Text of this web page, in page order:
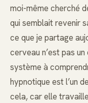
moi-même cherché
qui semblait revenir
ce que je partage
cerveau n’est pas
système à
hypnotique est l’un
cela, car elle